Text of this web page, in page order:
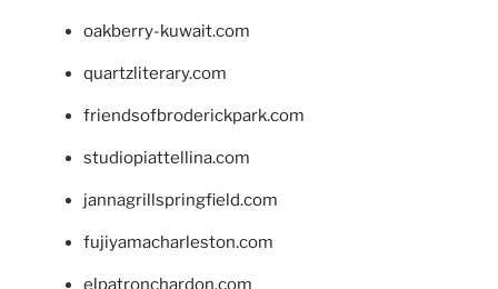
oakberry-kuwait.com
quartzliterary.com
friendsofbroderickpark.com
studiopiattellina.com
jannagrillspringfield.com
fujiyamacharleston.com
elpatronchardon.com